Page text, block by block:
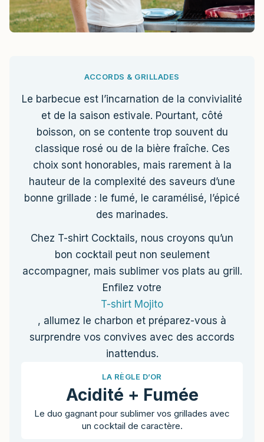
ACCORDS & GRILLADES
Le barbecue est l’incarnation de la convivialité
et de la saison estivale. Pourtant, côté
boisson, on se contente trop souvent du
classique rosé ou de la bière fraîche. Ces
choix sont honorables, mais rarement à la
hauteur de la complexité des saveurs d’une
bonne grillade : le fumé, le caramélisé, l’épicé
des marinades.
Chez T-shirt Cocktails, nous croyons qu’un
bon cocktail peut non seulement
accompagner, mais sublimer vos plats au grill.
Enfilez votre
T-shirt Mojito
, allumez le charbon et préparez-vous à
surprendre vos convives avec des accords
inattendus.
LA RÈGLE D’OR
Acidité + Fumée
Le duo gagnant pour sublimer vos grillades avec
un cocktail de caractère.